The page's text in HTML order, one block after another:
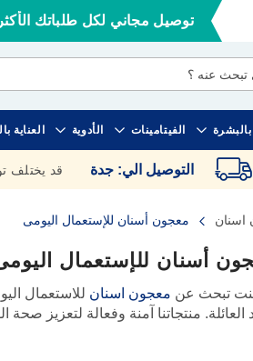
توصيل مجاني لكل طلباتك الأكثر من
بالبشرة الفيتامينات الأدوية العناية
التوصيل الي: جدة قد يختلف
اسنان معجون أسنان للإستعمال اليومى
أسنان للإستعمال
كنت تبحث عن معجون اسنان للاستعمال
العائلة. منتجاتنا آمنة وفعالة لتعزيز